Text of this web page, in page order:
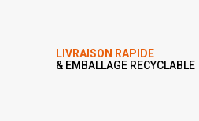
LIVRAISON RAPIDE
& EMBALLAGE RECYCLABLE